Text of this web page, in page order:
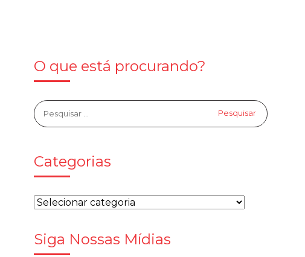
O que está procurando?
Categorias
Siga Nossas Mídias